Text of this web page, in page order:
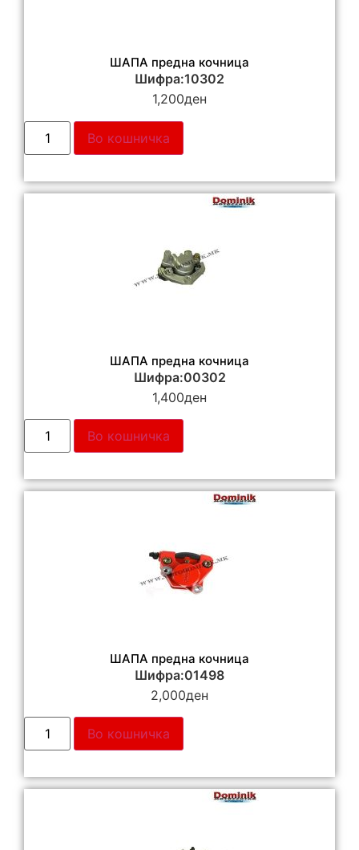
ШАПА предна кочница
Шифра:10302
1,200ден
Во кошничка
ШАПА предна кочница
Шифра:00302
1,400ден
Во кошничка
ШАПА предна кочница
Шифра:01498
2,000ден
Во кошничка